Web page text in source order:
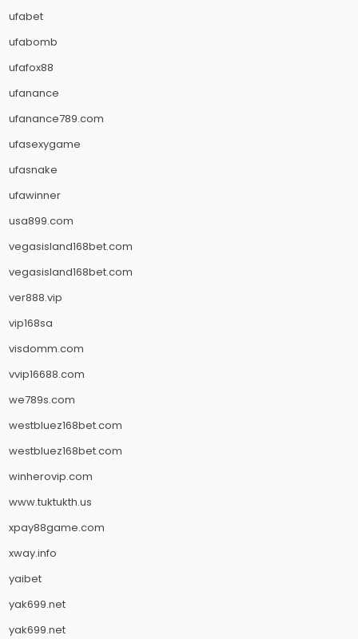
ufabet
ufabomb
ufafox88
ufanance
ufanance789.com
ufasexygame
ufasnake
ufawinner
usa899.com
vegasisland168bet.com
vegasisland168bet.com
ver888.vip
vip168sa
visdomm.com
vvip16688.com
we789s.com
westbluez168bet.com
westbluez168bet.com
winherovip.com
www.tuktukth.us
xpay88game.com
xway.info
yaibet
yak699.net
yak699.net